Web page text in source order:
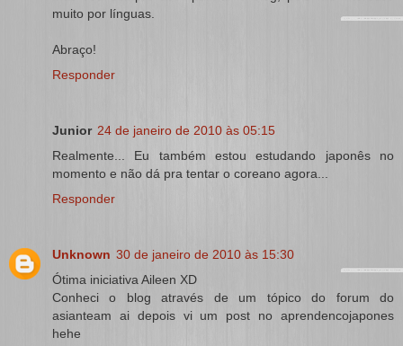
muito por línguas.
Abraço!
Responder
Junior 24 de janeiro de 2010 às 05:15
Realmente... Eu também estou estudando japonês no
momento e não dá pra tentar o coreano agora...
Responder
Unknown 30 de janeiro de 2010 às 15:30
Ótima iniciativa Aileen XD
Conheci o blog através de um tópico do forum do
asianteam ai depois vi um post no aprendencojapones
hehe